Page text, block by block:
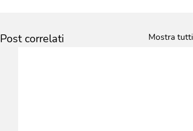
Post correlati Mostra tutti